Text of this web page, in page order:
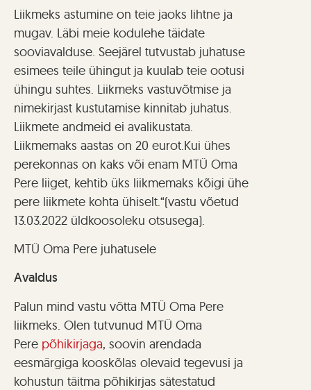
Liikmeks astumine on teie jaoks lihtne ja
mugav. Läbi meie kodulehe täidate
sooviavalduse. Seejärel tutvustab juhatuse
esimees teile ühingut ja kuulab teie ootusi
ühingu suhtes. Liikmeks vastuvõtmise ja
nimekirjast kustutamise kinnitab juhatus.
Liikmete andmeid ei avalikustata.
Liikmemaks aastas on 20 eurot.Kui ühes
perekonnas on kaks või enam MTÜ Oma
Pere liiget, kehtib üks liikmemaks kõigi ühe
pere liikmete kohta ühiselt.“(vastu võetud
13.03.2022 üldkoosoleku otsusega).
MTÜ Oma Pere juhatusele
Avaldus
Palun mind vastu võtta MTÜ Oma Pere
liikmeks. Olen tutvunud MTÜ Oma
Pere põhikirjaga, soovin arendada
eesmärgiga kooskõlas olevaid tegevusi ja
kohustun täitma põhikirjas sätestatud